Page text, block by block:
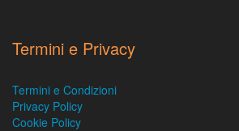
Termini e Privacy
Termini e Condizioni
Privacy Policy
Cookie Policy